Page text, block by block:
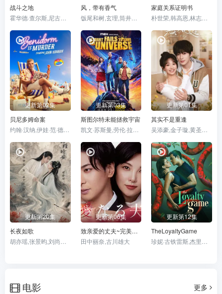
战斗之地
风，带有香气
饭尾和树,玄理,筒井道隆,北村一辉,多部未华子,藤原季节,原田泰造,根岸季衣,三浦贵大,高岛政宏,若林时英,内田慈,平野生成,菊池亚希子,中田青渚,小林隆,古川雄大,片冈鹤太郎,野添义弘,仲间由纪惠,村上穂乃佳,森田甘路,水野美纪,生田绘梨花,猫背椿,坂口涼太郎,津崎史郎,春海四方,广冈由里子,大岛美幸,松金米子,见上爱,佐野晶哉,中井友望,伊势志摩,东野绚香,研直子,小林虎之介,坂东弥十郎,丸山礼,上坂树里,林裕太,早坂美海,たくや
家庭关系证明书
更新第02集
贝尼多姆命案
更新第03集
斯图尔特未能拯救宇宙
更新第01集
其实不是重逢
更新第20集
长夜如歌
更新第06集
致亲爱的丈夫~完美妻子的谎言~
田中丽奈,古川雄大
更新第12集
TheLoyaltyGame
电影 更多